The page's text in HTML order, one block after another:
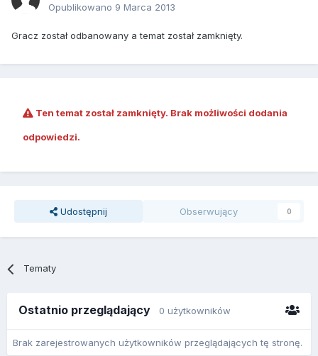
Opublikowano 9 Marca 2013
Gracz został odbanowany a temat został zamknięty.
Ten temat został zamknięty. Brak możliwości dodania
odpowiedzi.
Udostępnij Obserwujący 0
Tematy
Ostatnio przeglądający 0 użytkowników
Brak zarejestrowanych użytkowników przeglądających tę stronę.